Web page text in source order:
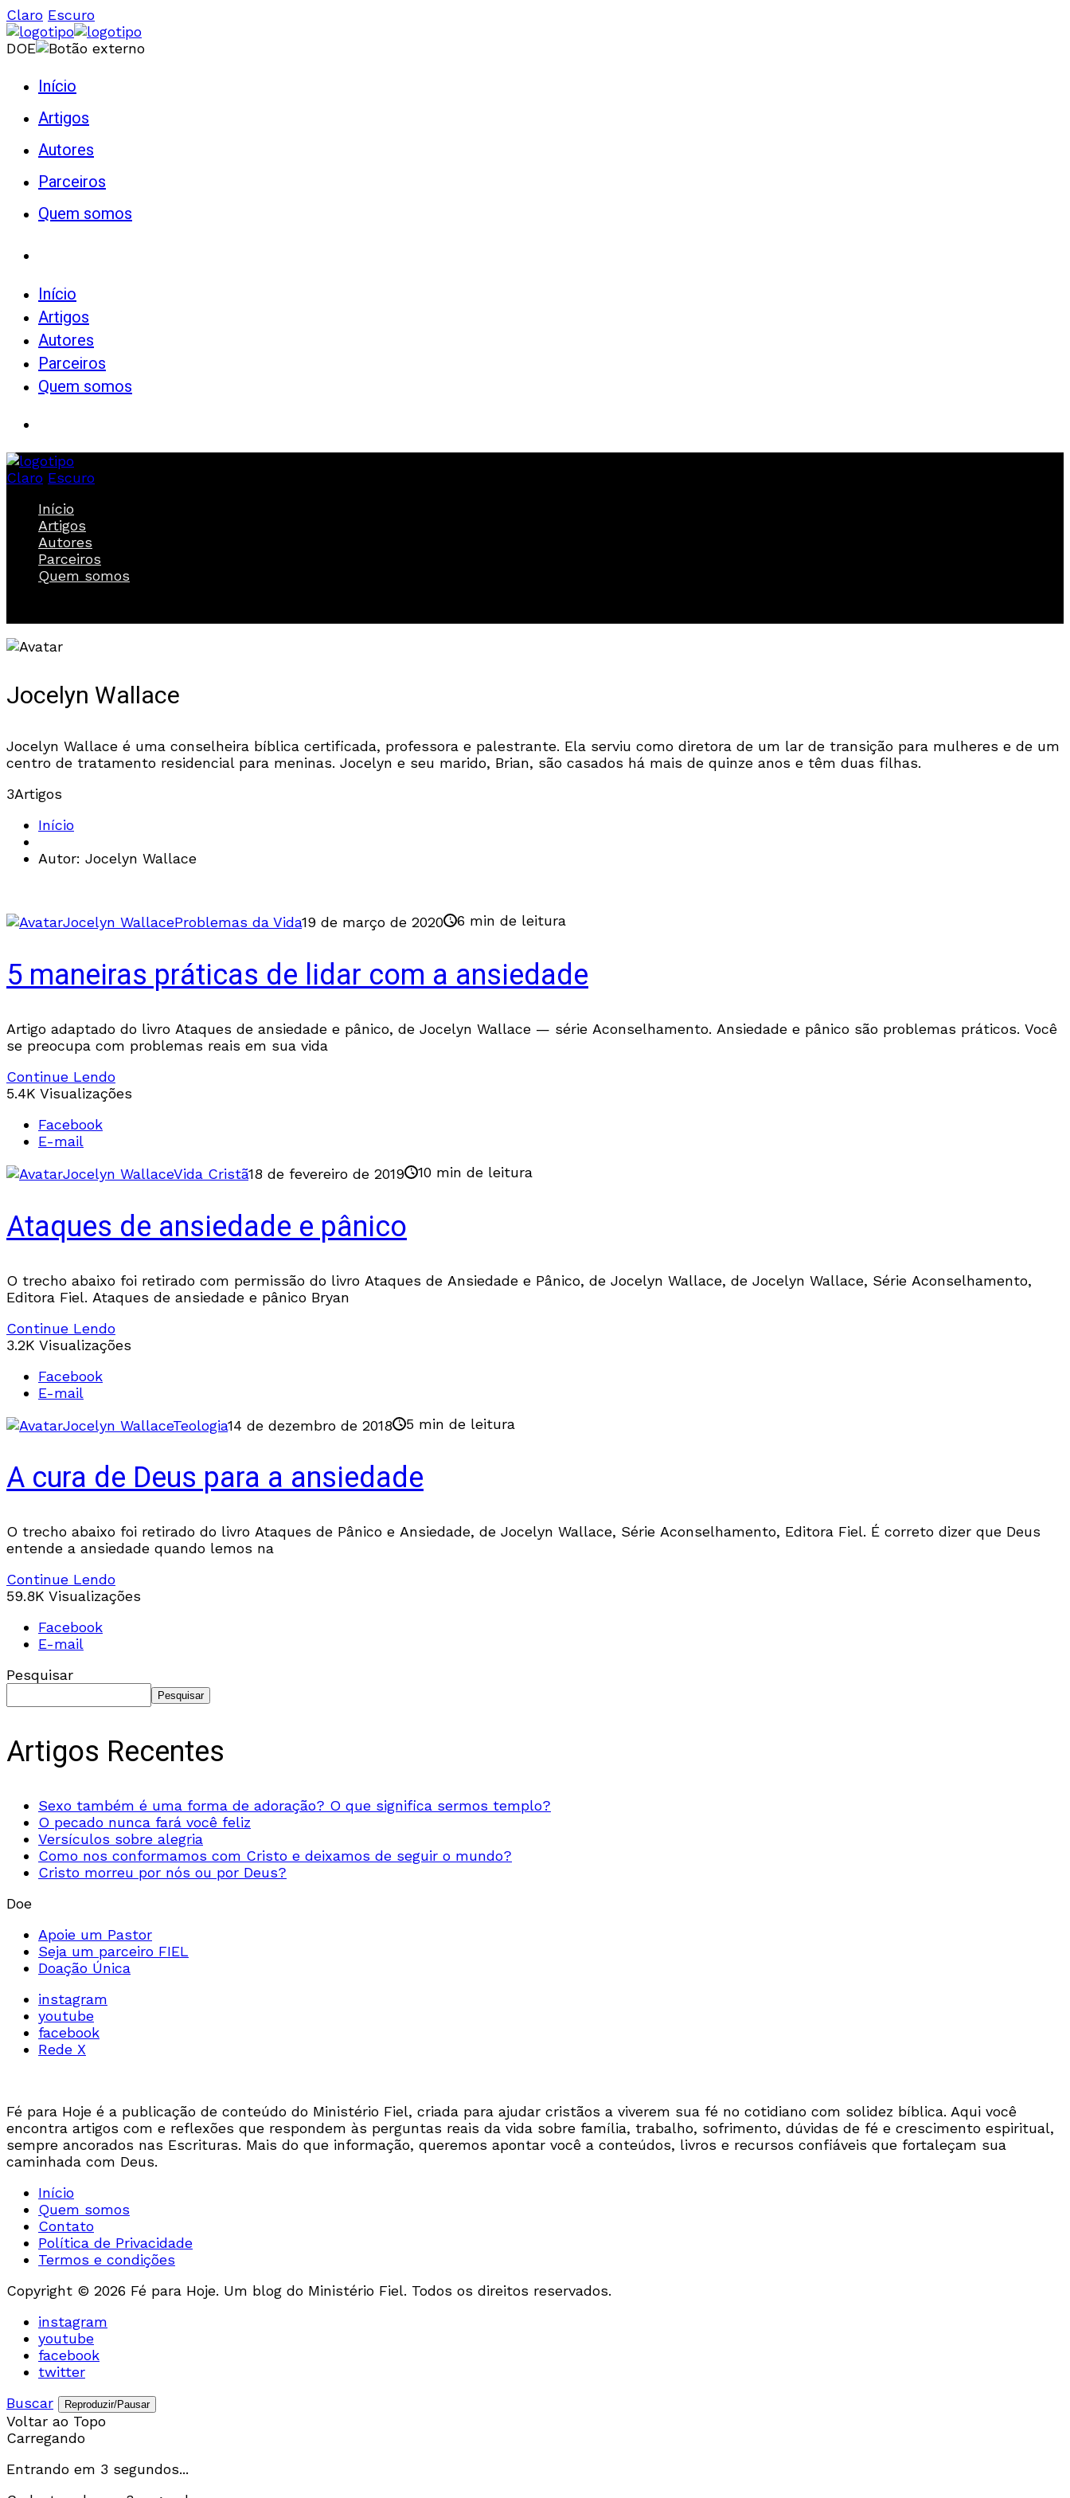
Claro Escuro
DOE
Início
Artigos
Autores
Parceiros
Quem somos
Início
Artigos
Autores
Parceiros
Quem somos
Claro Escuro
Início
Artigos
Autores
Parceiros
Quem somos
Jocelyn Wallace
Jocelyn Wallace é uma conselheira bíblica certificada, professora e palestrante. Ela serviu como diretora de um lar de transição para mulheres e de um
centro de tratamento residencial para meninas. Jocelyn e seu marido, Brian, são casados há mais de quinze anos e têm duas filhas.
3Artigos
Início
Autor: Jocelyn Wallace
Jocelyn WallaceProblemas da Vida19 de março de 2020 6 min de leitura
5 maneiras práticas de lidar com a ansiedade
Artigo adaptado do livro Ataques de ansiedade e pânico, de Jocelyn Wallace — série Aconselhamento. Ansiedade e pânico são problemas práticos. Você
se preocupa com problemas reais em sua vida
Continue Lendo
5.4K Visualizações
Facebook
E-mail
Jocelyn WallaceVida Cristã18 de fevereiro de 2019 10 min de leitura
Ataques de ansiedade e pânico
O trecho abaixo foi retirado com permissão do livro Ataques de Ansiedade e Pânico, de Jocelyn Wallace, de Jocelyn Wallace, Série Aconselhamento,
Editora Fiel. Ataques de ansiedade e pânico Bryan
Continue Lendo
3.2K Visualizações
Facebook
E-mail
Jocelyn WallaceTeologia14 de dezembro de 2018 5 min de leitura
A cura de Deus para a ansiedade
O trecho abaixo foi retirado do livro Ataques de Pânico e Ansiedade, de Jocelyn Wallace, Série Aconselhamento, Editora Fiel. É correto dizer que Deus
entende a ansiedade quando lemos na
Continue Lendo
59.8K Visualizações
Facebook
E-mail
Pesquisar
Pesquisar
Artigos Recentes
Sexo também é uma forma de adoração? O que significa sermos templo?
O pecado nunca fará você feliz
Versículos sobre alegria
Como nos conformamos com Cristo e deixamos de seguir o mundo?
Cristo morreu por nós ou por Deus?
Doe
Apoie um Pastor
Seja um parceiro FIEL
Doação Única
instagram
youtube
facebook
Rede X
Fé para Hoje é a publicação de conteúdo do Ministério Fiel, criada para ajudar cristãos a viverem sua fé no cotidiano com solidez bíblica. Aqui você
encontra artigos com e reflexões que respondem às perguntas reais da vida sobre família, trabalho, sofrimento, dúvidas de fé e crescimento espiritual,
sempre ancorados nas Escrituras. Mais do que informação, queremos apontar você a conteúdos, livros e recursos confiáveis que fortaleçam sua
caminhada com Deus.
Início
Quem somos
Contato
Política de Privacidade
Termos e condições
Copyright © 2026 Fé para Hoje. Um blog do Ministério Fiel. Todos os direitos reservados.
instagram
youtube
facebook
twitter
Buscar
Reproduzir/Pausar
Voltar ao Topo
Carregando
Entrando em 3 segundos...